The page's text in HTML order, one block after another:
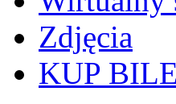
Zdjęcia
KUP